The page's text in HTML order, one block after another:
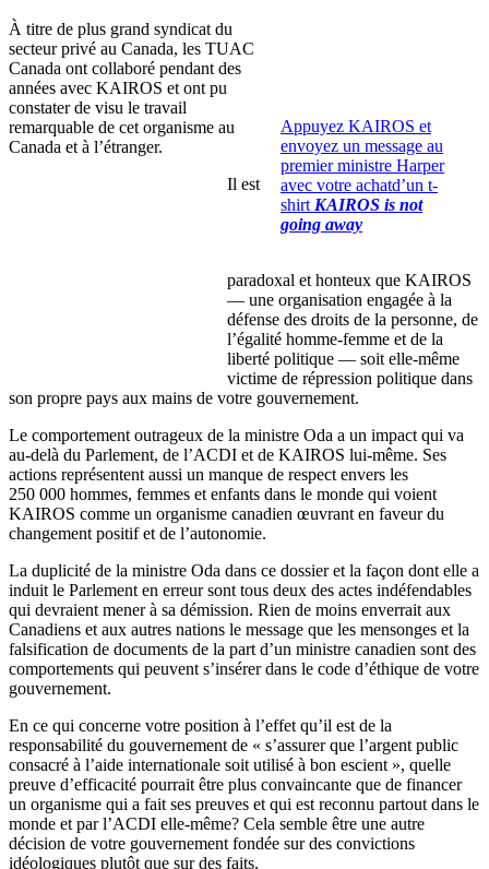
Appuyez KAIROS et
envoyez un message au
premier ministre Harper
avec votre achatd’un t-
shirt KAIROS is not
going away
À titre de plus grand syndicat du
secteur privé au Canada, les TUAC
Canada ont collaboré pendant des
années avec KAIROS et ont pu
constater de visu le travail
remarquable de cet organisme au
Canada et à l’étranger.
Il est
paradoxal et honteux que KAIROS
— une organisation engagée à la
défense des droits de la personne, de
l’égalité homme-femme et de la
liberté politique — soit elle-même
victime de répression politique dans
son propre pays aux mains de votre gouvernement.
Le comportement outrageux de la ministre Oda a un impact qui va
au-delà du Parlement, de l’ACDI et de KAIROS lui-même. Ses
actions représentent aussi un manque de respect envers les
250 000 hommes, femmes et enfants dans le monde qui voient
KAIROS comme un organisme canadien œuvrant en faveur du
changement positif et de l’autonomie.
La duplicité de la ministre Oda dans ce dossier et la façon dont elle a
induit le Parlement en erreur sont tous deux des actes indéfendables
qui devraient mener à sa démission. Rien de moins enverrait aux
Canadiens et aux autres nations le message que les mensonges et la
falsification de documents de la part d’un ministre canadien sont des
comportements qui peuvent s’insérer dans le code d’éthique de votre
gouvernement.
En ce qui concerne votre position à l’effet qu’il est de la
responsabilité du gouvernement de « s’assurer que l’argent public
consacré à l’aide internationale soit utilisé à bon escient », quelle
preuve d’efficacité pourrait être plus convaincante que de financer
un organisme qui a fait ses preuves et qui est reconnu partout dans le
monde et par l’ACDI elle-même? Cela semble être une autre
décision de votre gouvernement fondée sur des convictions
idéologiques plutôt que sur des faits.